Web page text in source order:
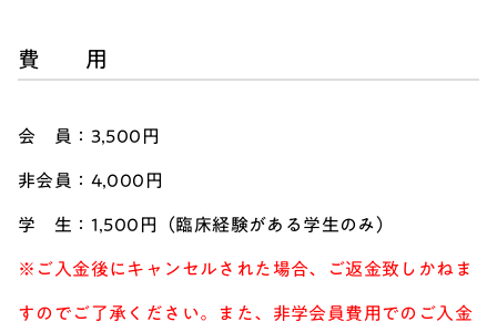
費 用
会 員：3,500円
非会員：4,000円
学 生：1,500円（臨床経験がある学生のみ）
※ ご入金後にキャンセルされた場合、ご返金致しかねま
すのでご了承ください。また、非学会員費用でのご入金